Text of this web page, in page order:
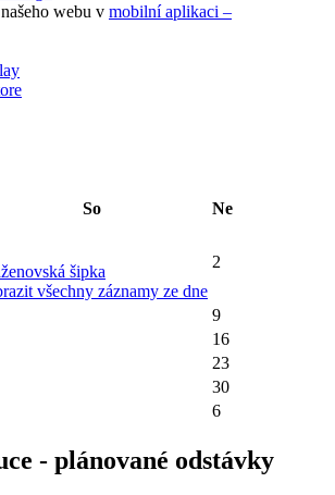
webu v mobilní aplikaci –
So Ne
šipka
všechny záznamy ze dne
2
9
16
23
30
6
- plánované odstávky